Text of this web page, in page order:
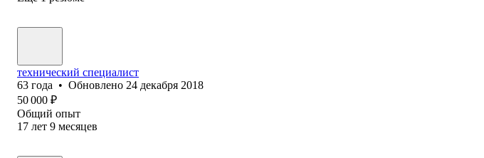
технический специалист
63 года • Обновлено 24 декабря 2018
50 000 ₽
Общий опыт
17 лет 9 месяцев